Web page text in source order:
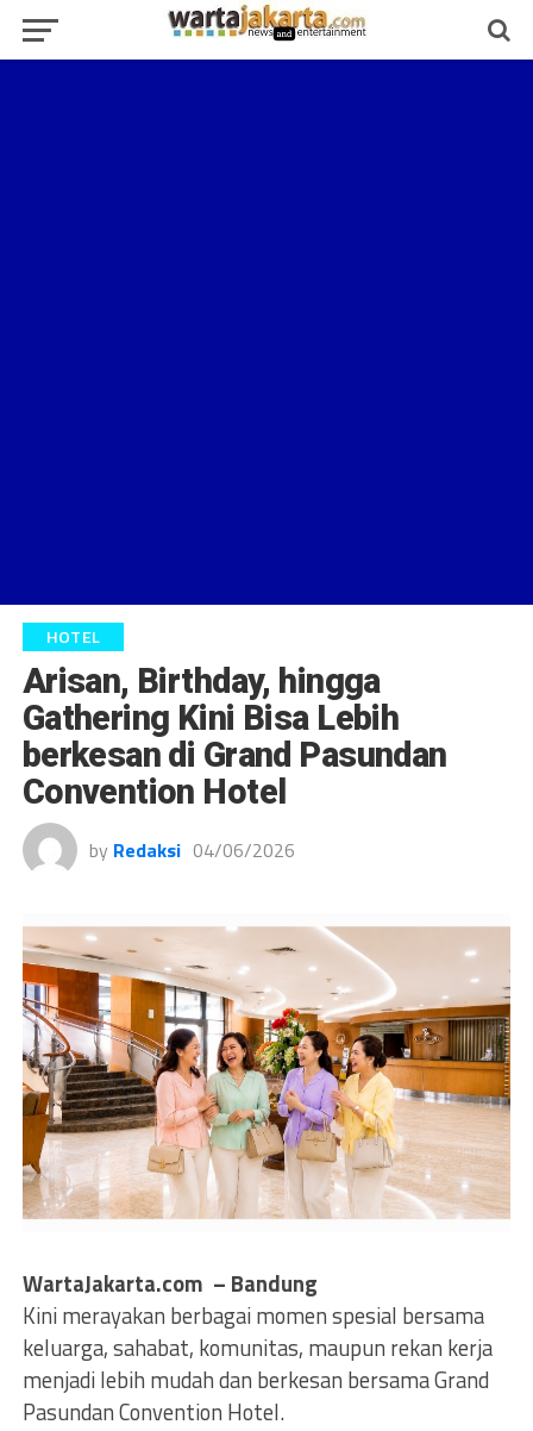
HOTEL
Arisan, Birthday, hingga
Gathering Kini Bisa Lebih
berkesan di Grand Pasundan
Convention Hotel
by Redaksi 04/06/2026
WartaJakarta.com – Bandung
Kini merayakan berbagai momen spesial bersama
keluarga, sahabat, komunitas, maupun rekan kerja
menjadi lebih mudah dan berkesan bersama Grand
Pasundan Convention Hotel.